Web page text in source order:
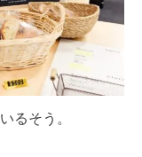
るそう。